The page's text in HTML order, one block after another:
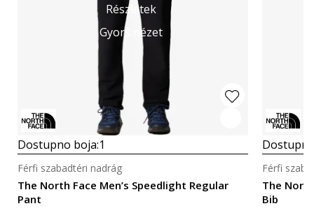
Részletek
Gyors nézet
Dostupno boja:1
The North Face Men’s Speedlight Regular
Pant
Férfi szabadtéri nadrág
The
Bib
Férfi